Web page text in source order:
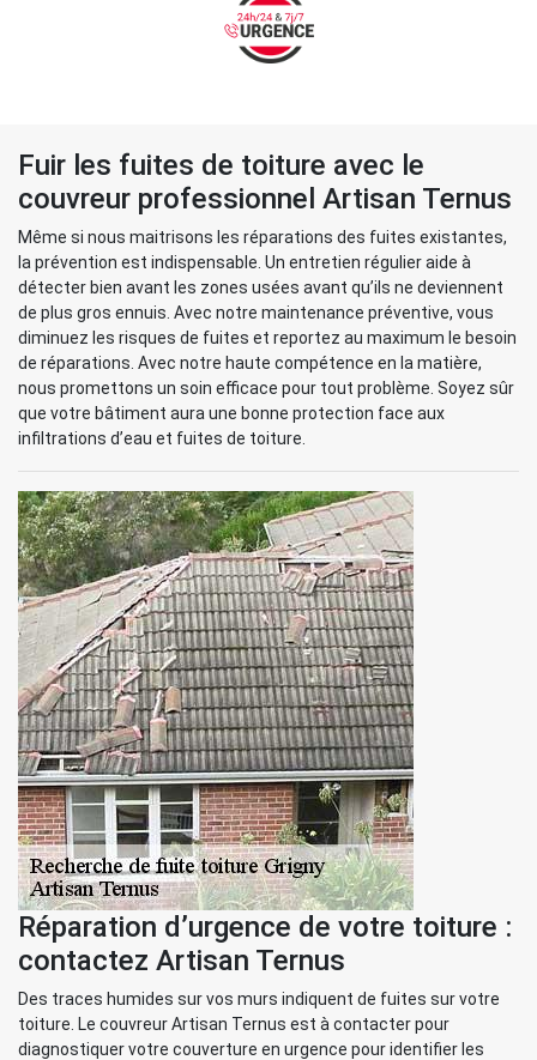
Fuir les fuites de toiture avec le
couvreur professionnel Artisan Ternus
Même si nous maitrisons les réparations des fuites existantes,
la prévention est indispensable. Un entretien régulier aide à
détecter bien avant les zones usées avant qu’ils ne deviennent
de plus gros ennuis. Avec notre maintenance préventive, vous
diminuez les risques de fuites et reportez au maximum le besoin
de réparations. Avec notre haute compétence en la matière,
nous promettons un soin efficace pour tout problème. Soyez sûr
que votre bâtiment aura une bonne protection face aux
infiltrations d’eau et fuites de toiture.
Réparation d’urgence de votre toiture :
contactez Artisan Ternus
Des traces humides sur vos murs indiquent de fuites sur votre
toiture. Le couvreur Artisan Ternus est à contacter pour
diagnostiquer votre couverture en urgence pour identifier les